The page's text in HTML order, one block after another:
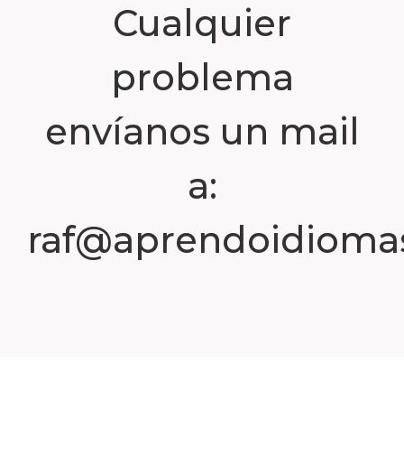
Cualquier
problema
envíanos un mail
a: